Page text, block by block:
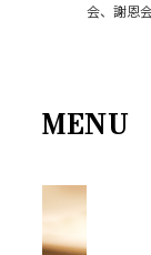
会、謝恩
MENU